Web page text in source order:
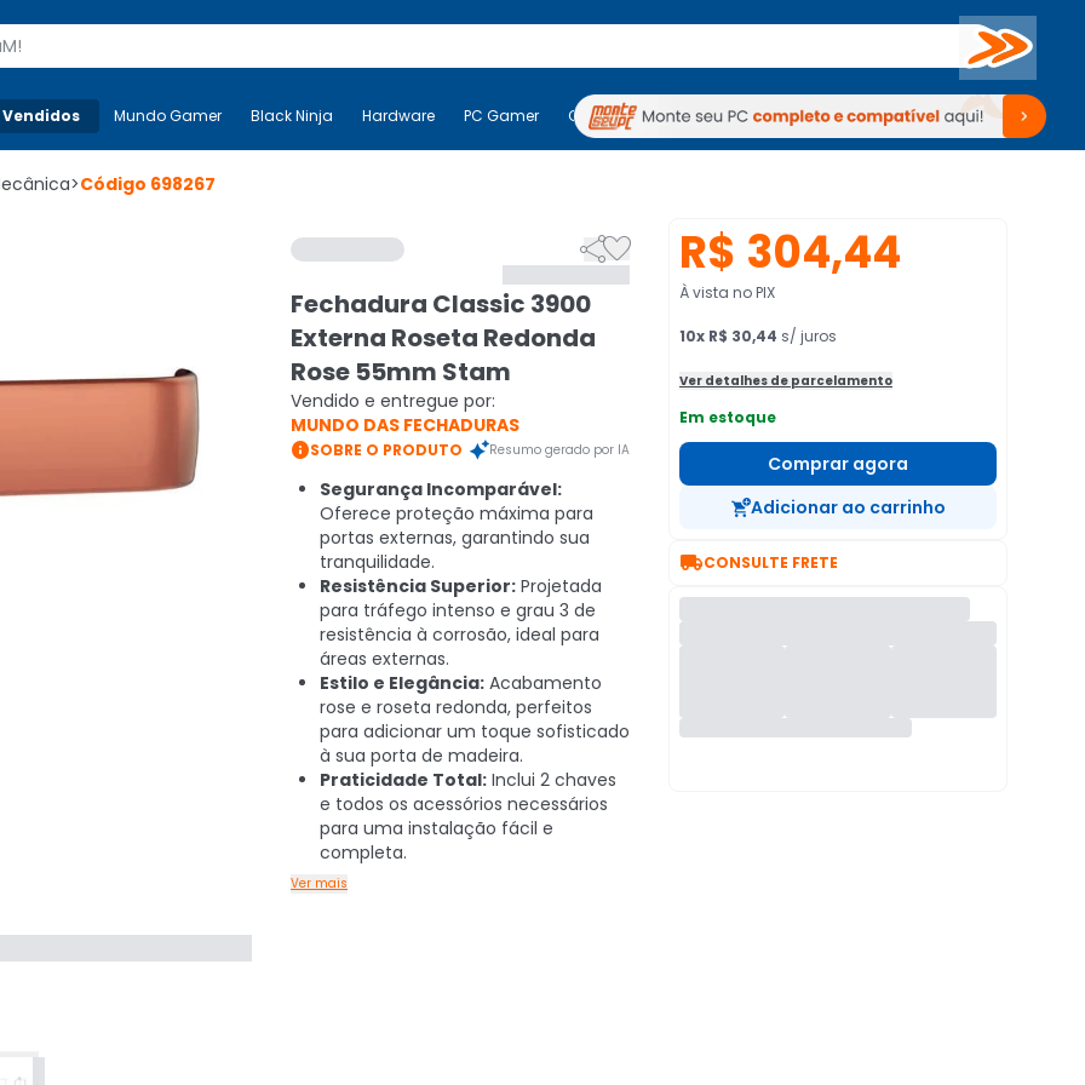
Buscar
Mais-v- Mundo Gamer Black Ninja Hardware PC Gamer Computadores Periféricos TV Venda no KaBuM!
Mundo Gamer Black Ninja Hardware PC Gamer Computadores Periféricos TV Venda no KaBuM!
>Código 698267

Fechadura Classic 3900
Externa Roseta Redonda
Rose 55mm Stam
Vendido e entregue por:
MUNDO DAS FECHADURAS
SOBRE O PRODUTO Resumo gerado por IA
Segurança Incomparável:
Oferece proteção máxima para
portas externas, garantindo sua
tranquilidade.
Resistência Superior: Projetada
para tráfego intenso e grau 3 de
resistência à corrosão, ideal para
áreas externas.
Estilo e Elegância: Acabamento
rose e roseta redonda, perfeitos
para adicionar um toque sofisticado
à sua porta de madeira.
Praticidade Total: Inclui 2 chaves
e todos os acessórios necessários
para uma instalação fácil e
completa.
Ver mais
R$ 304,44
À vista no PIX
10x R$ 30,44 s/ juros
Ver detalhes de parcelamento
Em estoque
Comprar agora
Adicionar ao carrinho
CONSULTE FRETE